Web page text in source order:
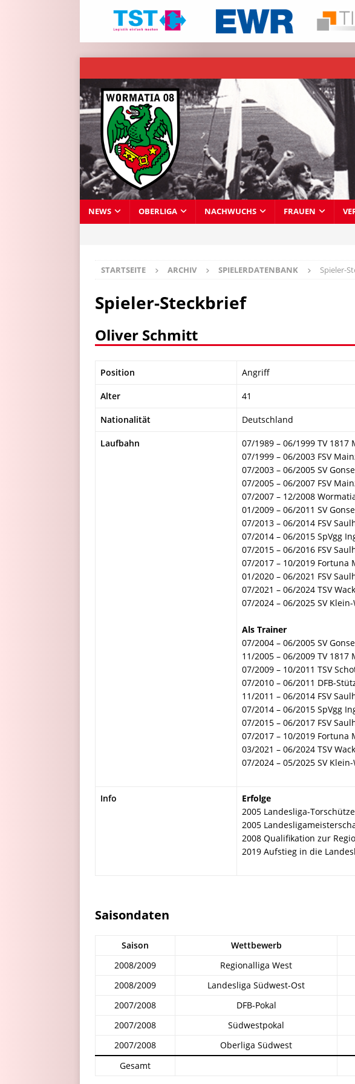
NEWS OBERLIGA NACHWUCHS FRAUEN
STARTSEITE ARCHIV SPIELERDATENBANK Spieler-
Spieler-Steckbrief
Oliver Schmitt
Position Angriff
Alter 41
Nationalität Deutschland
Laufbahn
07/1989 – 06/1999 TV 1817
07/1999 – 06/2003 FSV
07/2003 – 06/2005 SV
07/2005 – 06/2007 FSV
07/2007 – 12/2008
01/2009 – 06/2011 SV
07/2013 – 06/2014 FSV
07/2014 – 06/2015 SpVgg
07/2015 – 06/2016 FSV
07/2017 – 10/2019 Fortuna
01/2020 – 06/2021 FSV
07/2021 – 06/2024 TSV
07/2024 – 06/2025 SV
Als Trainer
07/2004 – 06/2005 SV
11/2005 – 06/2009 TV 1817
07/2009 – 10/2011 TSV
07/2010 – 06/2011 DFB-
11/2011 – 06/2014 FSV
07/2014 – 06/2015 SpVgg
07/2015 – 06/2017 FSV
07/2017 – 10/2019 Fortuna
03/2021 – 06/2024 TSV
07/2024 – 05/2025 SV
Info
Erfolge
2005 Landesliga-
2005
2008 Qualifikation zur
2019 Aufstieg in die
Saisondaten
Saison Wettbewerb
2008/2009
Regionalliga West
2008/2009
Landesliga Südwest-Ost
2007/2008
DFB-Pokal
2007/2008
Südwestpokal
2007/2008
Oberliga Südwest
Gesamt